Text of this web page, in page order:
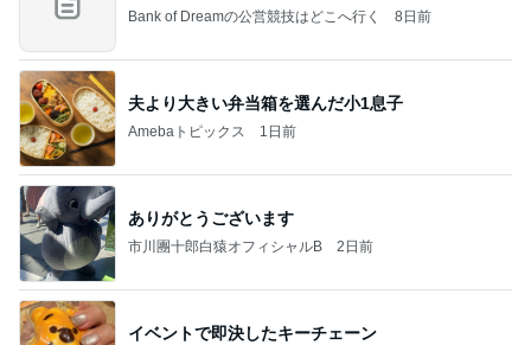
Bank of Dreamの公営競技はどこへ行く 8日前
夫より大きい弁当箱を選んだ小1息子
Amebaトピックス 1日前
ありがとうございます
市川團十郎白猿オフィシャルB 2日前
イベントで即決したキーチェーン